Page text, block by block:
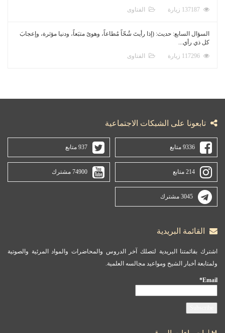
الفتاوى
السؤال السابع: حديث: (إذا رأيتَ شُحّاً مُطاعاً، وهوىً متبَعاً، ودنيا مؤثرة، وإعجابَ
كل ذي رأي...
الفتاوى
تابعونا على الشبكات الاجتماعية
9336 متابع 937 متابع
214 متابع 74900 مشترك
3045 مشترك
القائمة البريدية
اشترك بقائمتنا البريدية لتصلك آخر الدروس والمحاضرات والمواد المرئية والصوتية
ولمتابعة أخبار الشيخ ومواعيد مجالسه العلمية.
Email*